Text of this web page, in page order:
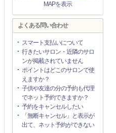
MAPを表示
よくある問い合わせ
スマート支払いについて
行きたいサロン・近隣のサロ
ンが掲載されていません
ポイントはどこのサロンで使
えますか？
子供や友達の分の予約も代理
でネット予約できますか？
予約をキャンセルしたい
「無断キャンセル」と表示が
出て、ネット予約ができない